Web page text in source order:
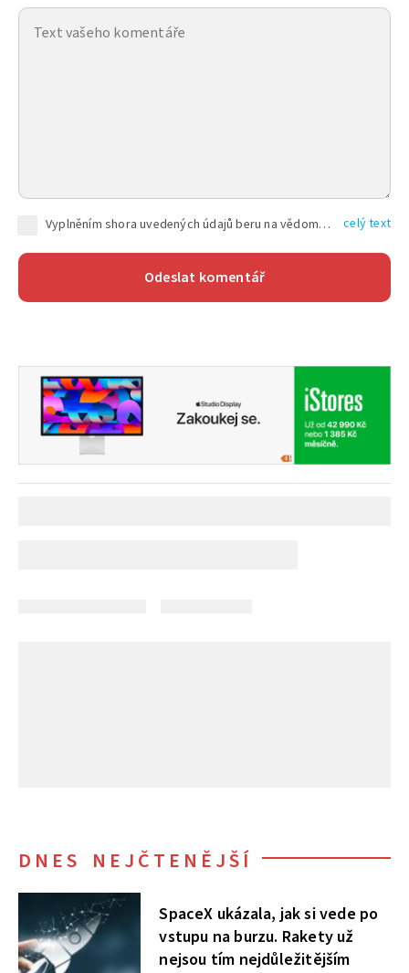
Vyplněním shora uvedených údajů beru na vědomí, že společnost TEXT FACTORY s.r.o., sídlem Brno, Durďákova 336/29, Černá Pole, PSČ: 613 00, IČ: 06157831, zapsané u Krajského soudu v Brně, oddíl C, vložka 100399, bude zpracovávat mé osobní údaje uvedené v rámci mnou vyplněného registračního formuláře na základě oprávněných zájmů TEXT FACTORY s.r.o. dle čl. 6 odst. 1 písm. f) GDPR a pro splnění právních povinností (čl. 6 odst. 1 písm. c) GDPR), a to pro tyto účely: nezbytnost zajistit oprávnění návštěvníka webových stránek provozovaných společností TEXT FACTORY s.r.o. přispívat aktivně ke zveřejněným článkům nebo v rámci diskusních fór a výkon práv TEXT FACTORY s.r.o. jako administrátora těchto diskusních fór. Více informací o zpracování osobních údajů a právech lze nalézt v celý text
DNES NEJČTENĚJŠÍ
SpaceX ukázala, jak si vede po
vstupu na burzu. Rakety už
nejsou tím nejdůležitějším